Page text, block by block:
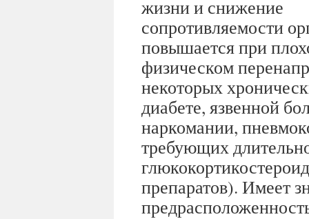
жизни и снижение
сопротивляемости
повышается при
физическом
некоторых
диабете, язвенной
наркомании,
требующих
препаратов). Имеет